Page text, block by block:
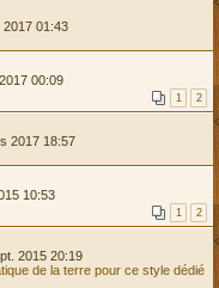
2017 01:43
00:09
1 2
2017 18:57
10:53
1 2
2015 20:19
de la terre pour ce style dédié